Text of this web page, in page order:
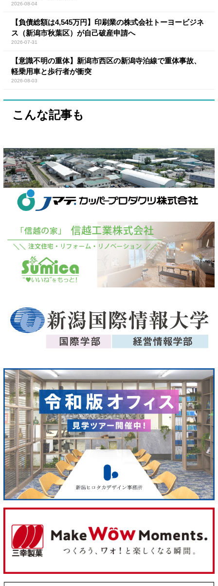
2026-08-04
【負債総額は4,545万円】印刷業の株式会社トーヨービジネ
ス（新潟市秋葉区）が自己破産申請へ
2026-07-31
【意識不明の重体】新潟市西区の新潟寺泊線で重体事故、
軽乗用車と歩行者が衝突
2026-08-03
こんな記事も